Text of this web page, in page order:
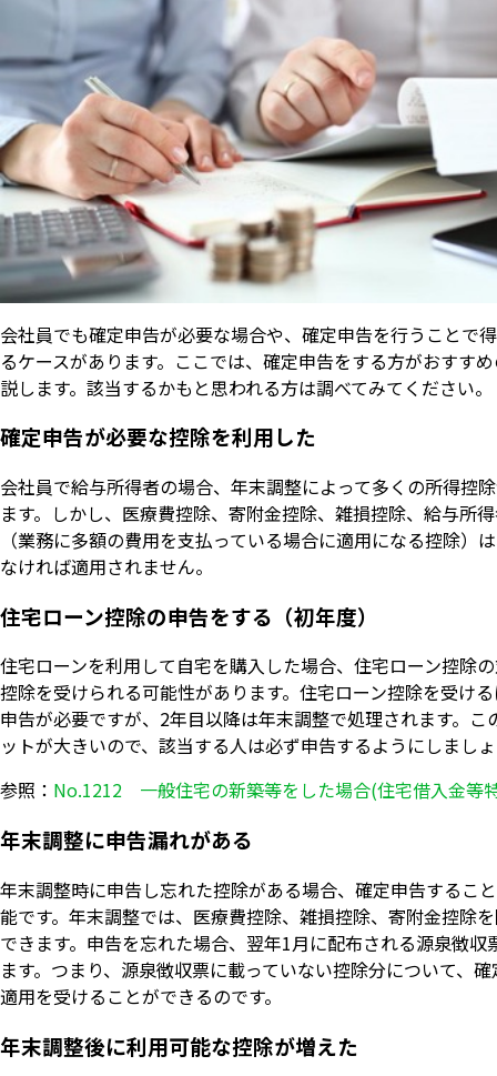
会社員でも確定申告が必要な場合や、確定申告を行うことで
るケースがあります。ここでは、確定申告をする方がおすす
説します。該当するかもと思われる方は調べてみてください。
確定申告が必要な控除を利用した
会社員で給与所得者の場合、年末調整によって多くの所得控
ます。しかし、医療費控除、寄附金控除、雑損控除、給与所
（業務に多額の費用を支払っている場合に適用になる控除）
なければ適用されません。
住宅ローン控除の申告をする（初年度）
住宅ローンを利用して自宅を購入した場合、住宅ローン控除
控除を受けられる可能性があります。住宅ローン控除を受け
申告が必要ですが、2年目以降は年末調整で処理されます。こ
ットが大きいので、該当する人は必ず申告するようにしまし
参照： No.1212 一般住宅の新築等をした場合(住宅借入金等
年末調整に申告漏れがある
年末調整時に申告し忘れた控除がある場合、確定申告するこ
能です。年末調整では、医療費控除、雑損控除、寄附金控除
できます。申告を忘れた場合、翌年1月に配布される源泉徴収
ます。つまり、源泉徴収票に載っていない控除分について、
適用を受けることができるのです。
年末調整後に利用可能な控除が増えた